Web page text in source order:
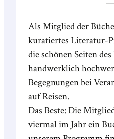
Als Mitglied der
kuratiertes Literatur-
die schönen Seiten
handwerklich
Begegnungen bei
auf Reisen.
Das Beste: Die
viermal im Jahr ein